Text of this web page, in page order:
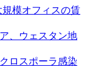
模オフィスの賃
、ウェスタン地
ロスポーラ感染